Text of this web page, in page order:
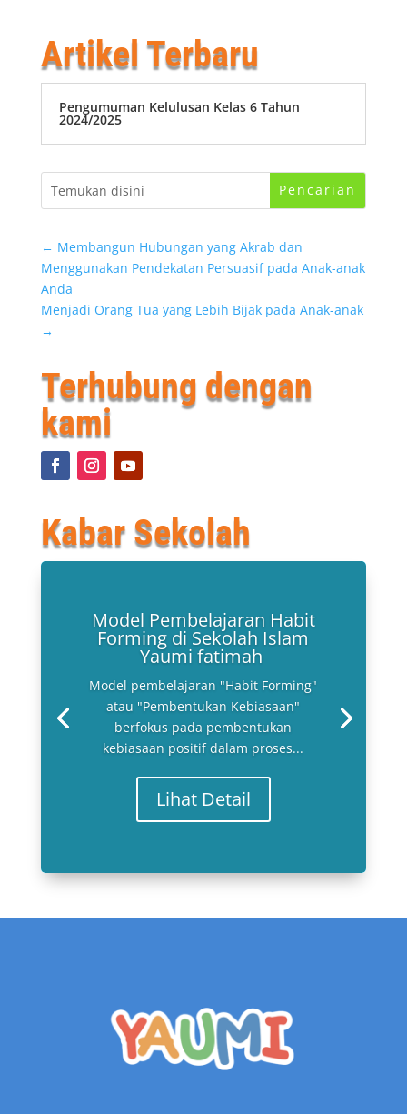
Artikel Terbaru
Pengumuman Kelulusan Kelas 6 Tahun
2024/2025
← Membangun Hubungan yang Akrab dan
Menggunakan Pendekatan Persuasif pada Anak-anak
Anda
Menjadi Orang Tua yang Lebih Bijak pada Anak-anak
→
Terhubung dengan
kami
Kabar Sekolah
Model Pembelajaran Habit
Forming di Sekolah Islam
Yaumi fatimah
Model pembelajaran "Habit Forming"
atau "Pembentukan Kebiasaan"
berfokus pada pembentukan
kebiasaan positif dalam proses...
Lihat Detail